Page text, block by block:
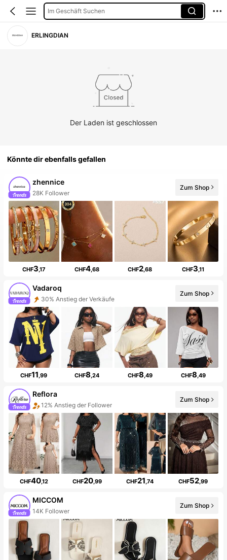
Im Geschäft Suchen
ERLINGDIAN
Der Laden ist geschlossen
Könnte dir ebenfalls gefallen
zhennice
28K Follower
20+ Neu
Zum Shop
CHF3 ,17 CHF4 ,68 CHF2 ,68 CHF3 ,11
Vadaroq
30% Anstieg der Verkäufe
9K Follower
Zum Shop
CHF11 ,99 CHF8 ,24 CHF8 ,49 CHF8 ,49
Reflora
12% Anstieg der Follower
50+ Neu
Zum Shop
CHF40,12 CHF20,99 CHF21,74 CHF52,99
MICCOM
14K Follower
Zum Shop